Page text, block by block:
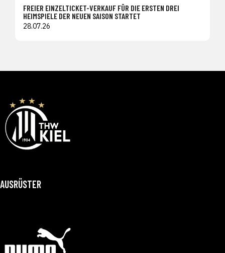
FREIER EINZELTICKET-VERKAUF FÜR DIE ERSTEN DREI
HEIMSPIELE DER NEUEN SAISON STARTET
28.07.26
AUSRÜSTER